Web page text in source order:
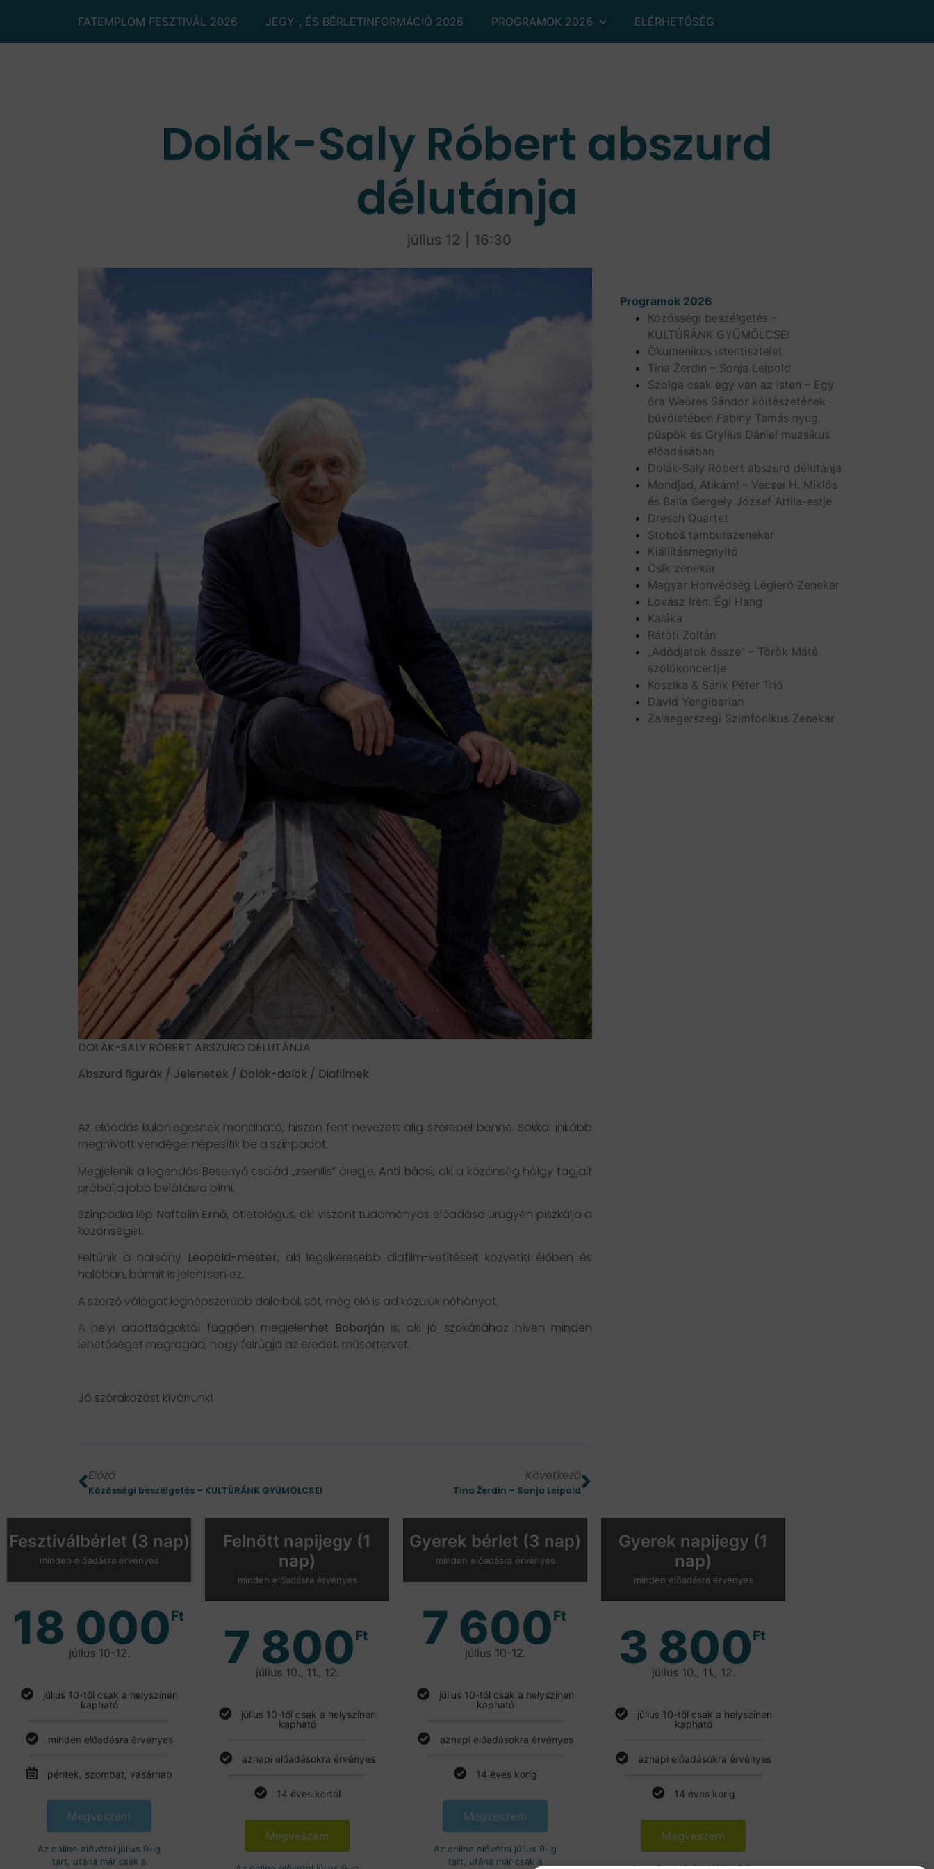
FATEMPLOM FESZTIVÁL 2026 JEGY-, ÉS BÉRLETINFORMÁCIÓ 2026 PROGRAMOK 2026 ELÉRHETŐSÉG
Dolák-Saly Róbert abszurd
délutánja
július 12 16:30
DOLÁK-SALY RÓBERT ABSZURD DÉLUTÁNJA
Abszurd figurák / Jelenetek / Dolák-dalok / Diafilmek
Az előadás különlegesnek mondható, hiszen fent nevezett alig szerepel benne. Sokkal inkább
meghívott vendégei népesítik be a színpadot:
Megjelenik a legendás Besenyő család „zsenilis” öregje, Anti bácsi, aki a közönség hölgy tagjait
próbálja jobb belátásra bírni.
Színpadra lép Naftalin Ernő, ötletológus, aki viszont tudományos előadása ürügyén piszkálja a
közönséget.
Feltűnik a harsány Leopold-mester, aki legsikeresebb diafilm-vetítéseit közvetíti élőben és
halóban, bármit is jelentsen ez.
A szerző válogat legnépszerűbb dalaiból, sőt, még elő is ad közülük néhányat.
A helyi adottságoktól függően megjelenhet Boborján is, aki jó szokásához híven minden
lehetőséget megragad, hogy felrúgja az eredeti műsortervet.
Jó szórakozást kívánunk!
Előző
Közösségi beszélgetés – KULTÚRÁNK GYÜMÖLCSEI
Következő
Tina Žerdin – Sonja Leipold
Programok 2026
Közösségi beszélgetés –
KULTÚRÁNK GYÜMÖLCSEI
Ökumenikus istentisztelet
Tina Žerdin – Sonja Leipold
Szolga csak egy van az Isten – Egy
óra Weöres Sándor költészetének
bűvöletében Fabiny Tamás nyug.
püspök és Gryllus Dániel muzsikus
előadásában
Dolák-Saly Róbert abszurd délutánja
Mondjad, Atikám! – Vecsei H. Miklós
és Balla Gergely József Attila-estje
Dresch Quartet
Stoboš tamburazenekar
Kiállításmegnyitó
Csík zenekar
Magyar Honvédség Légierő Zenekar
Lovász Irén: Égi Hang
Kaláka
Rátóti Zoltán
„Adódjatok össze” – Török Máté
szólókoncertje
Koszika & Sárik Péter Trió
David Yengibarian
Zalaegerszegi Szimfonikus Zenekar
Fesztiválbérlet (3 nap)
minden előadásra érvényes
18 000Ft
július 10-12.
július 10-től csak a helyszínen
kapható
minden előadásra érvényes
péntek, szombat, vasárnap
Megveszem
Az online elővétel július 9-ig
tart, utána már csak a
Felnőtt napijegy (1
nap)
minden előadásra érvényes
7 800Ft
július 10., 11., 12.
július 10-től csak a helyszínen
kapható
aznapi előadásokra érvényes
14 éves kortól
Megveszem
Gyerek bérlet (3 nap)
minden előadásra érvényes
7 600Ft
július 10-12.
július 10-től csak a helyszínen
kapható
aznapi előadásokra érvényes
14 éves korig
Megveszem
Az online elővétel július 9-ig
tart, utána már csak a
Gyerek napijegy (1
nap)
minden előadásra érvényes
3 800Ft
július 10., 11., 12.
július 10-től csak a helyszínen
kapható
aznapi előadásokra érvényes
14 éves korig
Megveszem